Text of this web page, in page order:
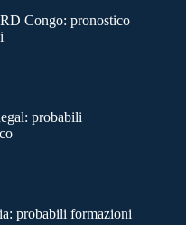
Congo: pronostico
probabili
probabili formazioni